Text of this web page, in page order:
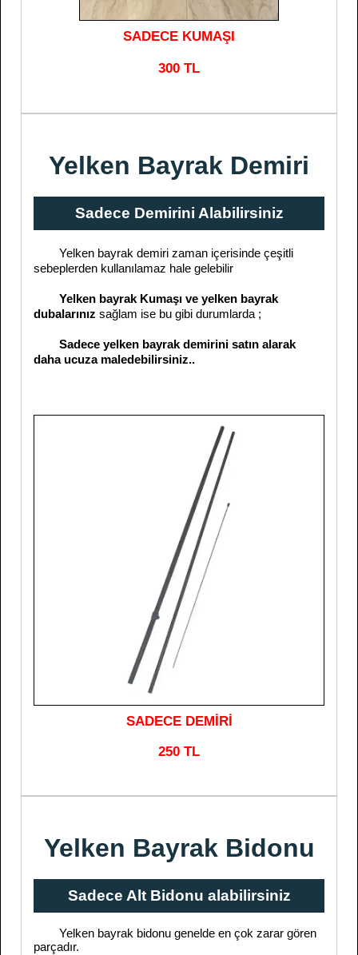
SADECE KUMAŞI
300 TL
Yelken Bayrak Demiri
Sadece Demirini Alabilirsiniz
Yelken bayrak demiri zaman içerisinde çeşitli
sebeplerden kullanılamaz hale gelebilir
Yelken bayrak Kumaşı ve yelken bayrak
dubalarınız sağlam ise bu gibi durumlarda ;
Sadece yelken bayrak demirini satın alarak
daha ucuza maledebilirsiniz..
SADECE DEMİRİ
250 TL
Yelken Bayrak Bidonu
Sadece Alt Bidonu alabilirsiniz
Yelken bayrak bidonu genelde en çok zarar gören
parçadır.